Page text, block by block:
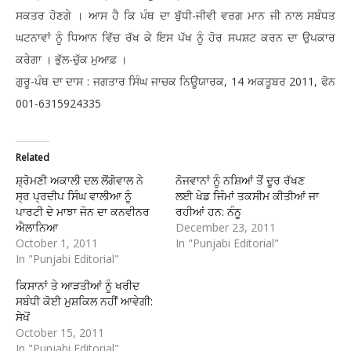
ਸਕਤਰ ਹੋਣਗੇ । ਆਸ ਹੈ ਕਿ ਪੰਥ ਦਾ ਬੁੱਧੀ-ਜੀਵੀ ਵਰਗ ਮਾਨ ਜੀ ਨਾਲ ਸਬੰਧਤ
ਘਟਨਾਵਾਂ ਨੂੰ ਧਿਆਨ ਵਿੱਚ ਰੱਖ ਕੇ ਇਸ ਪੱਖ ਨੂੰ ਹੋਰ ਸਪਸ਼ਟ ਕਰਨ ਦਾ ਉਪਕਾਰ
ਕਰੇਗਾ । ਭੁੱਲ-ਚੁੱਕ ਮੁਆਫ਼ ।
ਗੁਰੂ-ਪੰਥ ਦਾ ਦਾਸ : ਜਗਤਾਰ ਸਿੰਘ ਜਾਚਕ ਨਿਊਯਾਰਕ, 14 ਅਕਤੂਬਰ 2011, ਫੋਨ
001-6315924335
Related
ਸ਼੍ਰੋਮਣੀ ਅਕਾਲੀ ਦਲ ਲੋਂਗੋਵਾਲ ਨੇ
ਸ੍ਰ ਪ੍ਰਦੀਪ ਸਿੰਘ ਵਾਲੀਆ ਨੂੰ
ਪਾਰਟੀ ਦੇ ਮਾਝਾ ਜੋਨ ਦਾ ਕਨਵੀਨਰ
ਐਲਾਨਿਆ
October 1, 2011
In "Punjabi Editorial"
ਨੋਜਵਾਨਾਂ ਨੂੰ ਨਸ਼ਿਆਂ ਤੋਂ ਦੂਰ ਰੱਖਣ
ਲਈ ਖੇਡ ਜਿੰਮਾਂ ਤਕਸੀਮ ਕੀਤੀਆਂ ਜਾ
ਰਹੀਆਂ ਹਨ: ਨੰਨੂ
December 23, 2011
In "Punjabi Editorial"
ਕਿਸਾਨਾਂ ਤੇ ਆੜਤੀਆਂ ਨੂੰ ਖਰੀਦ
ਸਬੰਧੀ ਕੋਈ ਮੁਸ਼ਕਿਲ ਨਹੀਂ ਆਵੇਗੀ:
ਸੇਖੋਂ
October 15, 2011